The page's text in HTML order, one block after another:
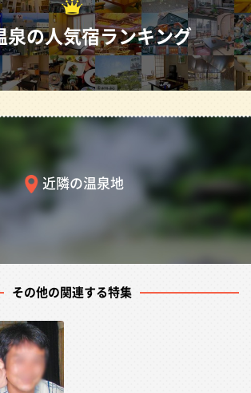
魅力は、先述のハトヤを始めとした施
富さです。和風情緒があふれる温泉旅館
テルあり、民宿・ペンションなどもあっ
せて様々な楽しみ方ができます。そし
上。プライベートな旅から社員旅行や
団体旅行まで、安心してお楽しみいただ
弱食塩泉」で、温泉の成分が肌を包み浴
かく、別名「熱の湯」とも呼ばれ、保温
ます。刺激の少ない温泉は単純泉同様に
まで楽しめます。慢性関節リュウマ
れたあとは、コンパニオン宴会もいか
旅館も多く、きっと満足いただける宴
ょう。
泉の人気宿ランキング
近隣の温泉地
その他の関連する特集